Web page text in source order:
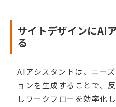
サイトデザインにAI
る
AIアシスタントは、ニー
ョンを生成することで、
しワークフローを効率化し